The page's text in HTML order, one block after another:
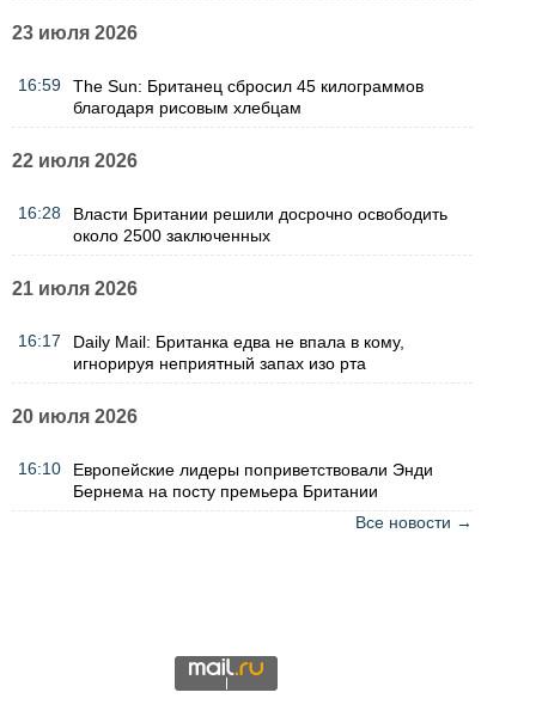
23 июля 2026
16:59
The Sun: Британец сбросил 45 килограммов
благодаря рисовым хлебцам
22 июля 2026
16:28
Власти Британии решили досрочно освободить
около 2500 заключенных
21 июля 2026
16:17
Daily Mail: Британка едва не впала в кому,
игнорируя неприятный запах изо рта
20 июля 2026
16:10
Европейские лидеры поприветствовали Энди
Бернема на посту премьера Британии
Все новости →